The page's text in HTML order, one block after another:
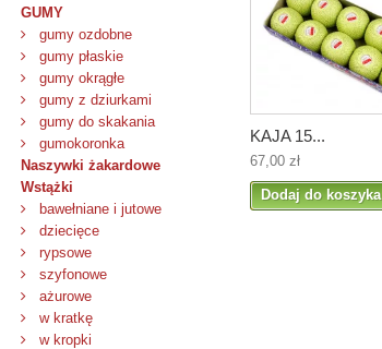
GUMY
gumy ozdobne
gumy płaskie
gumy okrągłe
gumy z dziurkami
gumy do skakania
gumokoronka
Naszywki żakardowe
Wstążki
bawełniane i jutowe
dziecięce
rypsowe
szyfonowe
ażurowe
w kratkę
w kropki
KAJA 15...
67,00 zł
Dodaj do koszyka